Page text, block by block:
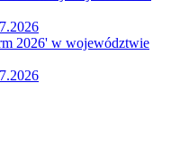
2026' w województwie